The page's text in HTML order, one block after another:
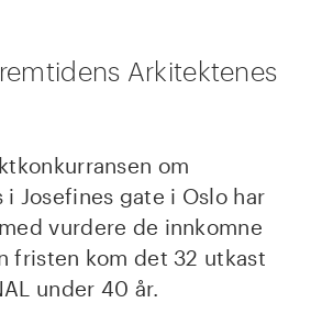
Arkitektenes
om
Josefines gate i Oslo har
vurdere de innkomne
fristen kom det 32 utkast
under 40 år.